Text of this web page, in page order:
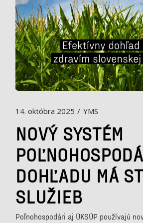
14. októbra 2025 YMS
NOVÝ SYSTÉM
DOHĽADU MÁ
SLUŽIEB
Poľnohospodári aj ÚKSÚP používajú